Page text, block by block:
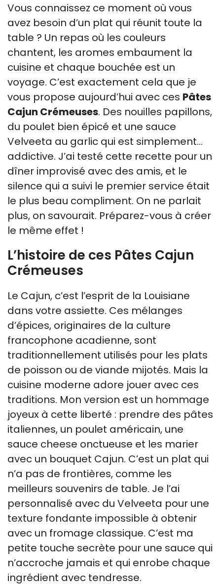
Vous connaissez ce moment où vous
avez besoin d’un plat qui réunit toute la
table ? Un repas où les couleurs
chantent, les aromes embaument la
cuisine et chaque bouchée est un
voyage. C’est exactement cela que je
vous propose aujourd’hui avec ces Pâtes
Cajun Crémeuses. Des nouilles papillons,
du poulet bien épicé et une sauce
Velveeta au garlic qui est simplement…
addictive. J’ai testé cette recette pour un
dîner improvisé avec des amis, et le
silence qui a suivi le premier service était
le plus beau compliment. On ne parlait
plus, on savourait. Préparez-vous à créer
le même effet !
L’histoire de ces Pâtes Cajun
Crémeuses
Le Cajun, c’est l’esprit de la Louisiane
dans votre assiette. Ces mélanges
d’épices, originaires de la culture
francophone acadienne, sont
traditionnellement utilisés pour les plats
de poisson ou de viande mijotés. Mais la
cuisine moderne adore jouer avec ces
traditions. Mon version est un hommage
joyeux à cette liberté : prendre des pâtes
italiennes, un poulet américain, une
sauce cheese onctueuse et les marier
avec un bouquet Cajun. C’est un plat qui
n’a pas de frontières, comme les
meilleurs souvenirs de table. Je l’ai
personnalisé avec du Velveeta pour une
texture fondante impossible à obtenir
avec un fromage classique. C’est ma
petite touche secrète pour une sauce qui
n’accroche jamais et qui enrobe chaque
ingrédient avec tendresse.